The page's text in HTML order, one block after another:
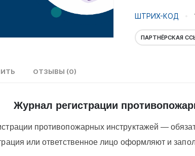
ШТРИХ-КОД
ПАРТНЁРСКАЯ
ОТЗЫВЫ (0)
Журнал регистрации
противопожарных инструктажей —
или ответственное лицо оформляют и